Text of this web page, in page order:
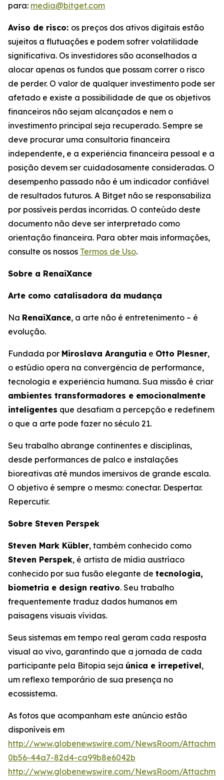
para: media@bitget.com
Aviso de risco: os preços dos ativos digitais estão
sujeitos a flutuações e podem sofrer volatilidade
significativa. Os investidores são aconselhados a
alocar apenas os fundos que possam correr o risco
de perder. O valor de qualquer investimento pode ser
afetado e existe a possibilidade de que os objetivos
financeiros não sejam alcançados e nem o
investimento principal seja recuperado. Sempre se
deve procurar uma consultoria financeira
independente, e a experiência financeira pessoal e a
posição devem ser cuidadosamente consideradas. O
desempenho passado não é um indicador confiável
de resultados futuros. A Bitget não se responsabiliza
por possíveis perdas incorridas. O conteúdo deste
documento não deve ser interpretado como
orientação financeira. Para obter mais informações,
consulte os nossos Termos de Uso.
Sobre a RenaiXance
Arte como catalisadora da mudança
Na RenaiXance, a arte não é entretenimento – é
evolução.
Fundada por Miroslava Arangutia e Otto Plesner,
o estúdio opera na convergência de performance,
tecnologia e experiência humana. Sua missão é criar
ambientes transformadores e emocionalmente
inteligentes que desafiam a percepção e redefinem
o que a arte pode fazer no século 21.
Seu trabalho abrange continentes e disciplinas,
desde performances de palco e instalações
bioreativas até mundos imersivos de grande escala.
O objetivo é sempre o mesmo: conectar. Despertar.
Repercutir.
Sobre Steven Perspek
Steven Mark Kübler, também conhecido como
Steven Perspek, é artista de mídia austríaco
conhecido por sua fusão elegante de tecnologia,
biometria e design reativo. Seu trabalho
frequentemente traduz dados humanos em
paisagens visuais vívidas.
Seus sistemas em tempo real geram cada resposta
visual ao vivo, garantindo que a jornada de cada
participante pela Bitopia seja única e irrepetível,
um reflexo temporário de sua presença no
ecossistema.
As fotos que acompanham este anúncio estão
disponíveis em
http://www.globenewswire.com/NewsRoom/
0b56-44a7-82d4-ca99b8e6042b
http://www.globenewswire.com/NewsRoom/